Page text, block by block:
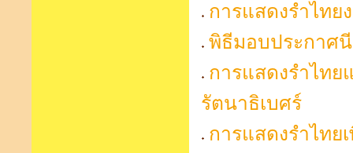
การแสดงรำไทยง
พิธีมอบประกาศนี
การแสดงรำไท
รัตนาธิเบศร์
การแสดงรำไทย